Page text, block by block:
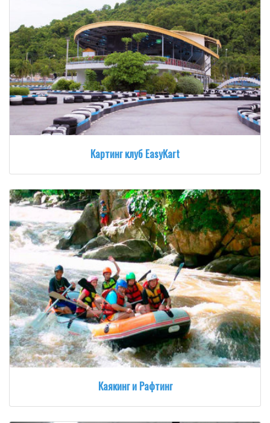
Картинг клуб EasyKart
Каякинг и Рафтинг